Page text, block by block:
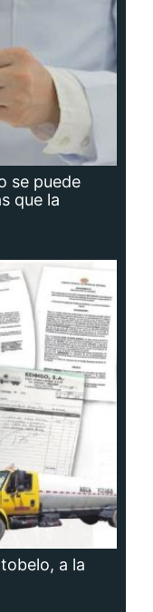
se puede
que la
a la